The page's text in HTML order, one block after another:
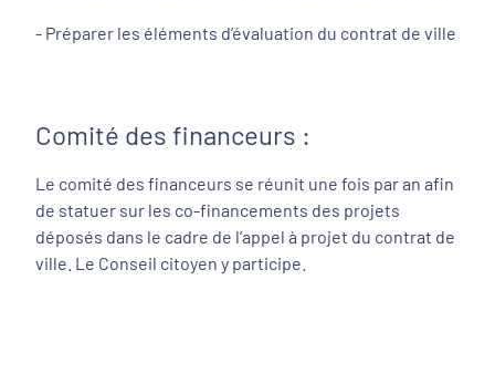
- Préparer les éléments d’évaluation du contrat de ville
Comité des financeurs :
Le comité des financeurs se réunit une fois par an afin
de statuer sur les co-financements des projets
déposés dans le cadre de l’appel à projet du contrat de
ville. Le Conseil citoyen y participe.